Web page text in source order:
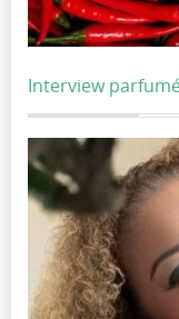
Interview